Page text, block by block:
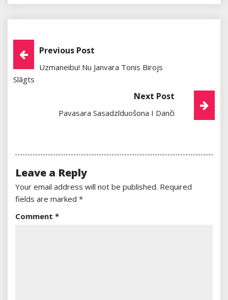
Post
Navigation
Previous Post
Uzmaneibu! Nu Janvara Tonis Birojs
Slāgts
Next Post
Pavasara Sasadzīduošona I Danči
Leave a Reply
Your email address will not be published. Required
fields are marked *
Comment *